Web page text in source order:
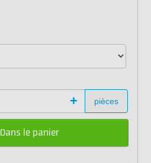
+ pièces
Dans le panier